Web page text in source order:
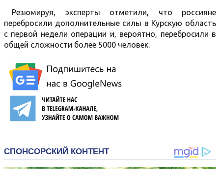
Резюмируя, эксперты отметили, что россияне
перебросили дополнительные силы в Курскую область
с первой недели операции и, вероятно, перебросили в
общей сложности более 5000 человек.